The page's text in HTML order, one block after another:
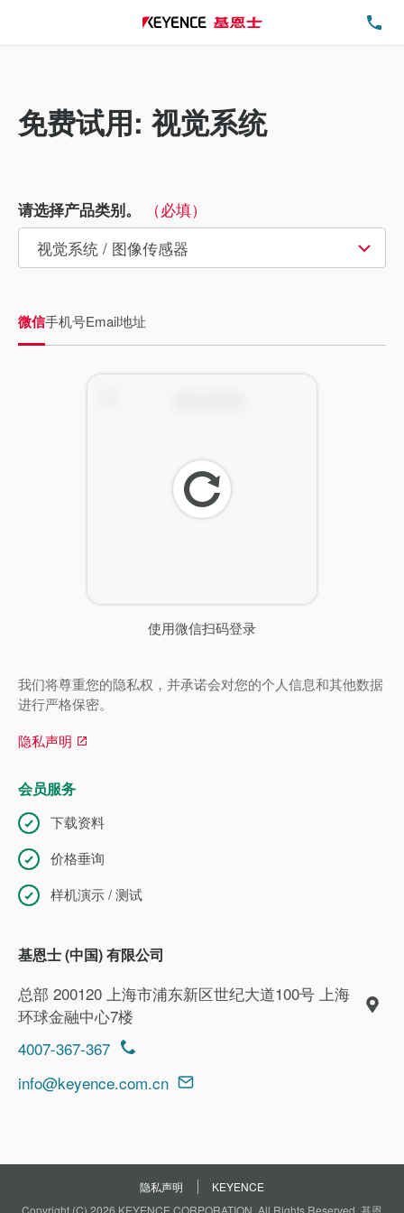
免费试用: 视觉系统
请选择产品类别。 （必填）
微信手机号Email地址
使用微信扫码登录
刷
新
我们将尊重您的隐私权，并承诺会对您的个人信息和其他数据
进行严格保密。
隐私声明
会员服务
下载资料
价格垂询
样机演示 / 测试
基恩士 (中国) 有限公司
总部 200120 上海市浦东新区世纪大道100号 上海
环球金融中心7楼
4007-367-367
info@keyence.com.cn
隐私声明
KEYENCE
Copyright (C) 2026 KEYENCE CORPORATION. All Rights Reserved. 基恩